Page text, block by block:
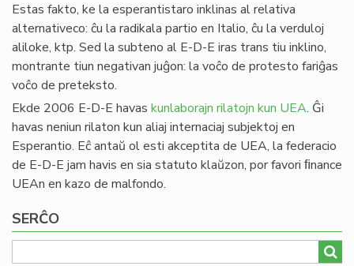
Estas fakto, ke la esperantistaro inklinas al relativa
alternativeco: ĉu la radikala partio en Italio, ĉu la verduloj
aliloke, ktp. Sed la subteno al E-D-E iras trans tiu inklino,
montrante tiun negativan juĝon: la voĉo de protesto fariĝas
voĉo de preteksto.
Ekde 2006 E-D-E havas kunlaborajn rilatojn kun UEA. Ĝi
havas neniun rilaton kun aliaj internaciaj subjektoj en
Esperantio. Eĉ antaŭ ol esti akceptita de UEA, la federacio
de E-D-E jam havis en sia statuto klaŭzon, por favori ﬁnance
UEAn en kazo de malfondo.
SERĈO